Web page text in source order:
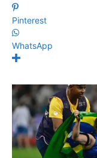
Pinterest
WhatsApp